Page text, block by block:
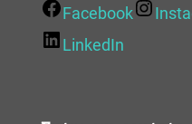
Facebook
LinkedIn